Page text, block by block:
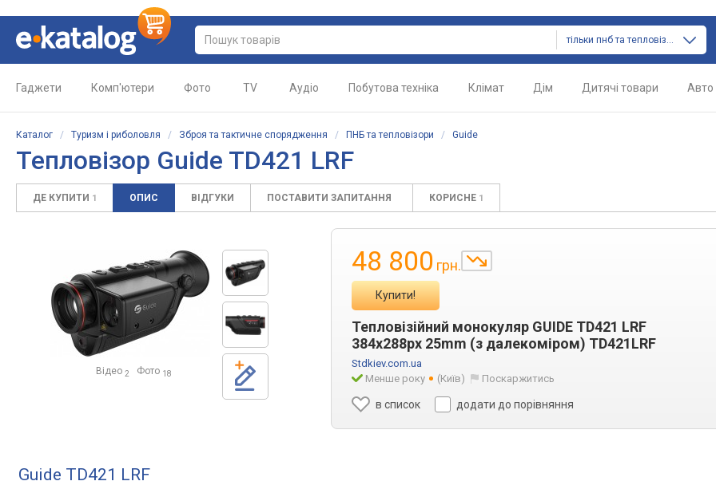
тільки пнб та тепловізори
Гаджети Комп'ютери Фото TV Аудіо Побутова техніка Клімат Дім Дитячі товари Авто
Каталог / Туризм і риболовля / Зброя та тактичне спорядження / ПНБ та тепловізори / Guide
Тепловізор Guide TD421 LRF
ДЕ КУПИТИ 1 ОПИС ВІДГУКИ ПОСТАВИТИ ЗАПИТАННЯ КОРИСНЕ 1
Відео 2 Фото 18
48 800 грн.
Купити!
Тепловізійний монокуляр GUIDE TD421 LRF
384x288px 25mm (з далекоміром) TD421LRF
Stdkiev.com.ua
Менше року
(Київ) Поскаржитись
в список додати до порівняння
Guide TD421 LRF